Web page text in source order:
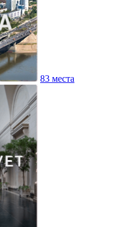
83 места